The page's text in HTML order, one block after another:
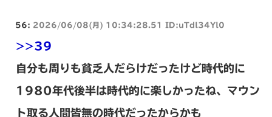
56: 2026/06/08(月) 10:34:28.51 ID:uTdl34Yl0
>>39
自分も周りも貧乏人だらけだったけど時代的に
1980年代後半は時代的に楽しかったね、マウン
ト取る人間皆無の時代だったからかも